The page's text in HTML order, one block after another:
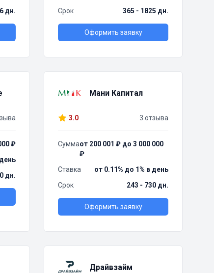
дн.
Срок
365 - 1825 дн.
Оформить заявку
₽
дн.
Мани Капитал
3.0 3 отзыва
Суммаот 200 001 ₽ до 3 000 000
₽
Ставка
от 0.11% до 1% в день
Срок
243 - 730 дн.
Оформить заявку
Драйвзайм